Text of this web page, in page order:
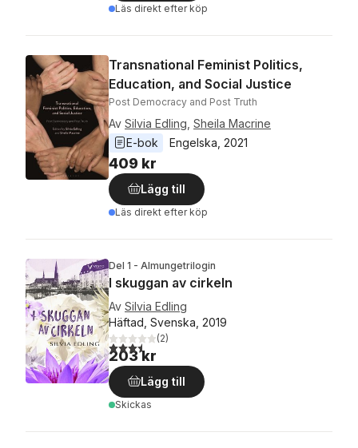
Läs direkt efter köp
Transnational Feminist Politics,
Education, and Social Justice
Post Democracy and Post Truth
Av Silvia Edling Sheila Macrine
E-bok
Engelska 2021
409 kr
Lägg till
Läs direkt efter köp
Del 1 - Almungetrilogin
I skuggan av cirkeln
Av Silvia Edling
Häftad, Svenska, 2019
3,5utav 5 stjärnor. Totalt antal röster:
(2)
203 kr
Lägg till
Skickas